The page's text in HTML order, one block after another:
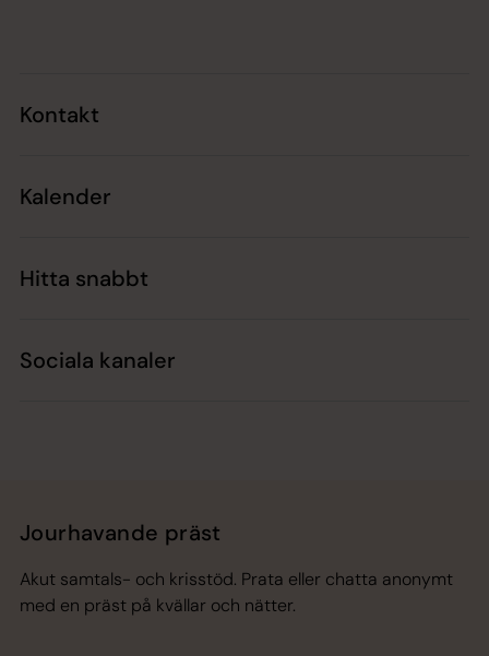
Kontakt
Kalender
Hitta snabbt
Sociala kanaler
Jourhavande präst
Akut samtals- och krisstöd. Prata eller chatta anonymt
med en präst på kvällar och nätter.